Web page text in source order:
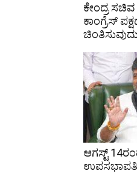
ಕೇಂದ್ರ
ಕಾಂಗ್ರೆಸ್
ಆಗಸ್ಟ್